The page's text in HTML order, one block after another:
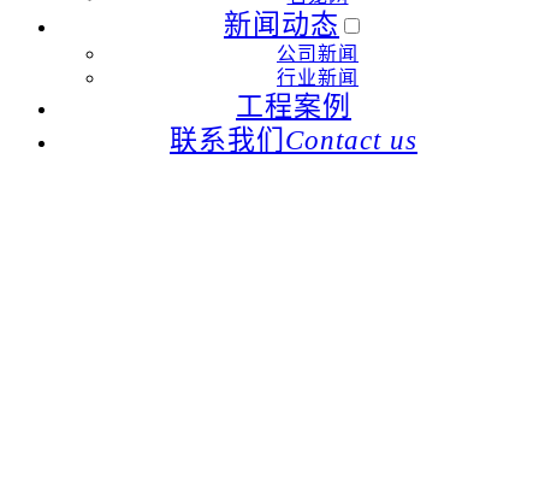
新闻动态
公司新闻
行业新闻
工程案例
联系我们 Contact us